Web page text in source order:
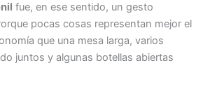
fue, en ese sentido, un gesto
pocas cosas representan mejor el
que una mesa larga, varios
juntos y algunas botellas abiertas